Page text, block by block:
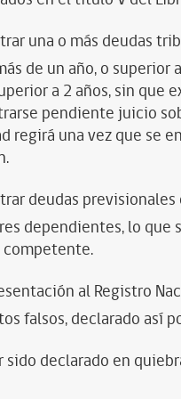
una o más deudas
de un año, o
a 2 años, sin que
pendiente juicio
regirá una vez que se
deudas
dependientes, lo
al Registro
falsos, declarado así
sido declarado en